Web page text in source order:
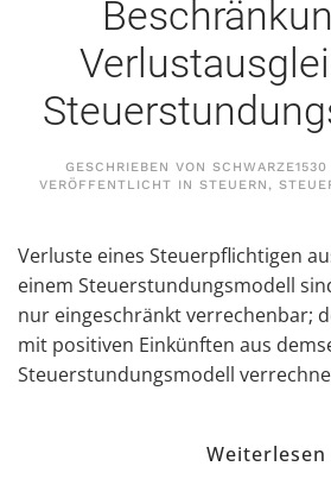
GESCHRIEBEN VON SCHWARZE1530
VERÖFFENTLICHT IN STEUERN,
Verluste eines Steuerpflichtigen
einem Steuerstundungsmodell
nur eingeschränkt verrechenbar;
mit positiven Einkünften aus
Steuerstundungsmodell
Weiterlesen